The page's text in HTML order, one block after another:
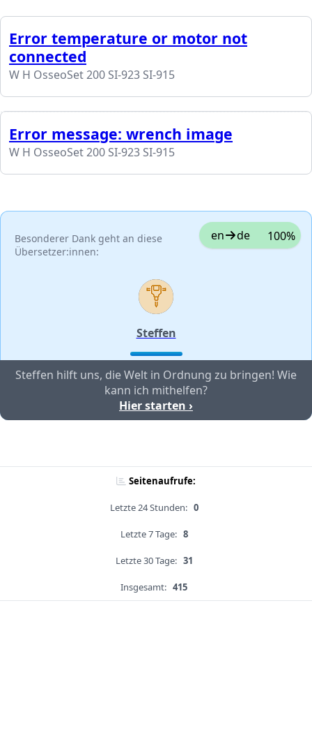
Error temperature or motor not
connected
W H OsseoSet 200 SI-923 SI-915
Error message: wrench image
W H OsseoSet 200 SI-923 SI-915
Besonderer Dank geht an diese
Übersetzer:innen:
en de 100%
Steffen
Steffen hilft uns, die Welt in Ordnung zu bringen! Wie
kann ich mithelfen?
Hier starten ›
Seitenaufrufe:
Letzte 24 Stunden: 0
Letzte 7 Tage: 8
Letzte 30 Tage: 31
Insgesamt: 415